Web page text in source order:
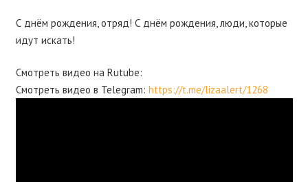
С днём рождения, отряд! С днём рождения, люди, которые
идут искать!
Смотреть видео на Rutube:
Смотреть видео в Telegram: https://t.me/lizaalert/1268